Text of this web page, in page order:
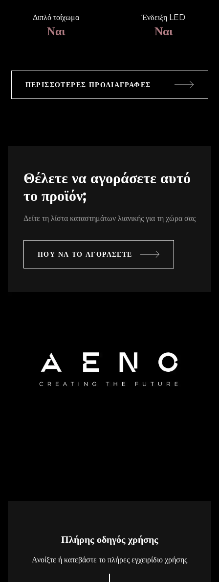
Διπλό τοίχωμα
Ναι
Ένδειξη LED
Ναι
ΠΕΡΙΣΣΌΤΕΡΕΣ ΠΡΟΔΙΑΓΡΑΦΈΣ
Θέλετε να αγοράσετε αυτό
το προϊόν;
Δείτε τη λίστα καταστημάτων λιανικής για τη χώρα σας
ΠΟΥ ΝΑ ΤΟ ΑΓΟΡΑΣΕΤΕ
Πλήρης οδηγός χρήσης
Ανοίξτε ή κατεβάστε το πλήρες εγχειρίδιο χρήσης